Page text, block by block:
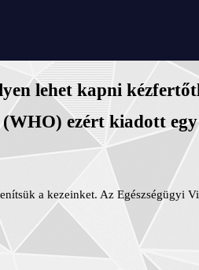
lehet kapni
ezért kiadott
a kezeinket. Az Egészségügyi